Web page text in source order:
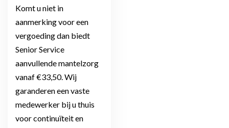
Komt u niet in
aanmerking voor een
vergoeding dan biedt
Senior Service
aanvullende mantelzorg
vanaf €33,50. Wij
garanderen een vaste
medewerker bij u thuis
voor continuïteit en